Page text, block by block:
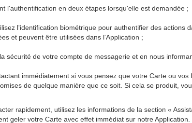
l'authentification en deux étapes lorsqu'elle est demandée ;
l'identification biométrique pour authentifier des actions
et peuvent être utilisées dans l'Application ;
sécurité de votre compte de messagerie et en nous
immédiatement si vous pensez que votre Carte ou
de quelque manière que ce soit. Si cela se produit,
rapidement, utilisez les informations de la section «
geler votre Carte avec effet immédiat sur notre